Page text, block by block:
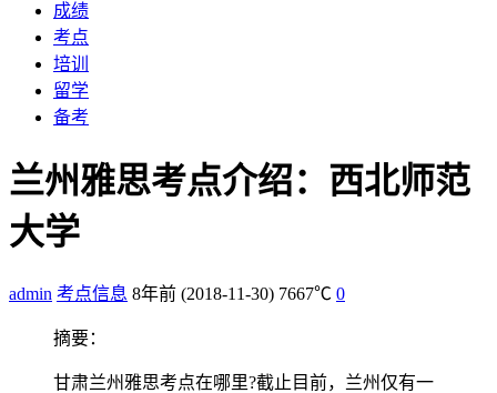
成绩
考点
培训
留学
备考
兰州雅思考点介绍：西北师范
大学
admin 考点信息 8年前 (2018-11-30) 7667℃ 0
摘要：
甘肃兰州雅思考点在哪里?截止目前，兰州仅有一